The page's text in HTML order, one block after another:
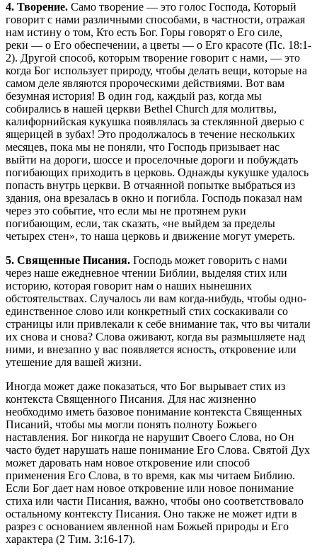
4. Творение. Само творение — это голос Господа, Который
говорит с нами различными способами, в частности, отражая
нам истину о том, Кто есть Бог. Горы говорят о Его силе,
реки — о Его обеспечении, а цветы — о Его красоте (Пс. 18:1-
2). Другой способ, которым творение говорит с нами, — это
когда Бог использует природу, чтобы делать вещи, которые на
самом деле являются пророческими действиями. Вот вам
безумная история! В один год, каждый раз, когда мы
собирались в нашей церкви Bethel Church для молитвы,
калифорнийская кукушка появлялась за стеклянной дверью с
ящерицей в зубах! Это продолжалось в течение нескольких
месяцев, пока мы не поняли, что Господь призывает нас
выйти на дороги, шоссе и проселочные дороги и побуждать
погибающих приходить в церковь. Однажды кукушке удалось
попасть внутрь церкви. В отчаянной попытке выбраться из
здания, она врезалась в окно и погибла. Господь показал нам
через это событие, что если мы не протянем руки
погибающим, если, так сказать, «не выйдем за пределы
четырех стен», то наша церковь и движение могут умереть.
5. Священные Писания. Господь может говорить с нами
через наше ежедневное чтении Библии, выделяя стих или
историю, которая говорит нам о наших нынешних
обстоятельствах. Случалось ли вам когда-нибудь, чтобы одно-
единственное слово или конкретный стих соскакивали со
страницы или привлекали к себе внимание так, что вы читали
их снова и снова? Слова оживают, когда вы размышляете над
ними, и внезапно у вас появляется ясность, откровение или
утешение для вашей жизни.
Иногда может даже показаться, что Бог вырывает стих из
контекста Священного Писания. Для нас жизненно
необходимо иметь базовое понимание контекста Священных
Писаний, чтобы мы могли понять полноту Божьего
наставления. Бог никогда не нарушит Своего Слова, но Он
часто будет нарушать наше понимание Его Слова. Святой Дух
может даровать нам новое откровение или способ
применения Его Слова, в то время, как мы читаем Библию.
Если Бог дает нам новое откровение или новое понимание
стиха или части Писания, важно, чтобы оно соответствовало
остальному контексту Писания. Оно также не может идти в
разрез с основанием явленной нам Божьей природы и Его
характера (2 Тим. 3:16-17).